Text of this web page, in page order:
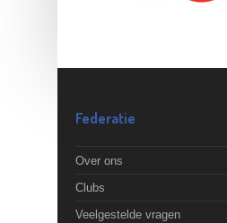
Federatie
Over ons
Clubs
Veelgestelde vragen